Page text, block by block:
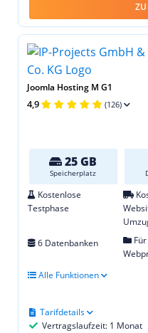
Joomla Hosting M G1
4,9 (126)
25 GB
Speicherplatz
Kostenlose
Testphase
6 Datenbanken
Für
Alle Funktionen
Vertragslaufzeit: 1 Monat
Tarifdetails